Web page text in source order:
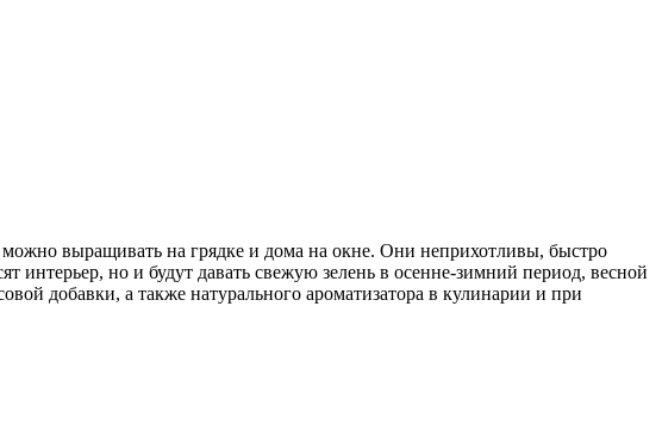
выращивать на грядке и дома на окне. Они неприхотливы, быстро
интерьер, но и будут давать свежую зелень в осенне-зимний период, весной
добавки, а также натурального ароматизатора в кулинарии и при